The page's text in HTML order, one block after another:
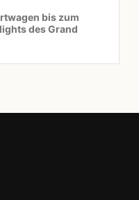
bis zum
des Grand